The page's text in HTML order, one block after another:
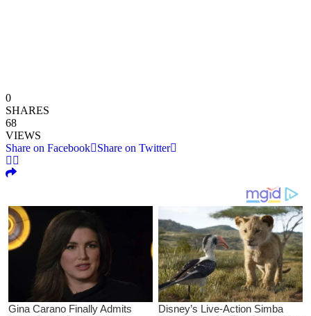
0
SHARES
68
VIEWS
Share on Facebook
Share on Twitter